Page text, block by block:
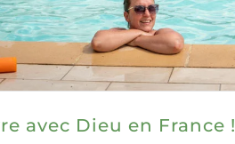
avec Dieu en France !